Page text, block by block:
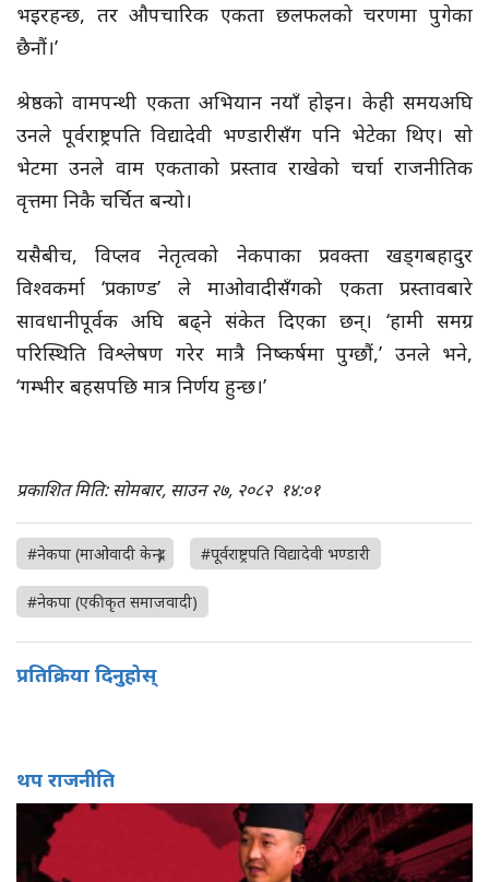
भइरहन्छ, तर औपचारिक एकता छलफलको चरणमा पुगेका
छैनौं।’
श्रेष्ठको वामपन्थी एकता अभियान नयाँ होइन। केही समयअघि
उनले पूर्वराष्ट्रपति विद्यादेवी भण्डारीसँग पनि भेटेका थिए। सो
भेटमा उनले वाम एकताको प्रस्ताव राखेको चर्चा राजनीतिक
वृत्तमा निकै चर्चित बन्यो।
यसैबीच, विप्लव नेतृत्वको नेकपाका प्रवक्ता खड्गबहादुर
विश्वकर्मा ‘प्रकाण्ड’ ले माओवादीसँगको एकता प्रस्तावबारे
सावधानीपूर्वक अघि बढ्ने संकेत दिएका छन्। ‘हामी समग्र
परिस्थिति विश्लेषण गरेर मात्रै निष्कर्षमा पुग्छौं,’ उनले भने,
‘गम्भीर बहसपछि मात्र निर्णय हुन्छ।’
प्रकाशित मिति: सोमबार, साउन २७, २०८२ १४:०१
#नेकपा (माओवादी केन्द्र) #पूर्वराष्ट्रपति विद्यादेवी भण्डारी
#नेकपा (एकीकृत समाजवादी)
प्रतिक्रिया दिनुहोस्
थप राजनीति